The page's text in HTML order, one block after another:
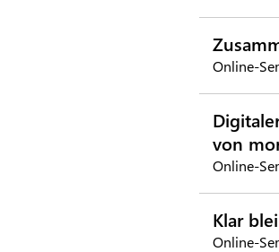
Online-
von
Online-
Klar
Online-